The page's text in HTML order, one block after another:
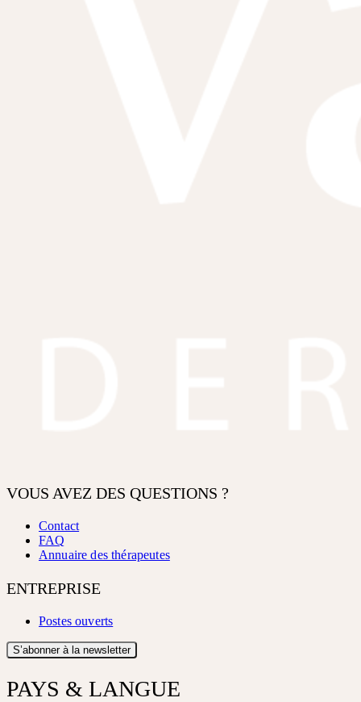
VOUS AVEZ DES QUESTIONS ?
Contact
FAQ
Annuaire des thérapeutes
ENTREPRISE
Postes ouverts
S’abonner à la newsletter
PAYS & LANGUE